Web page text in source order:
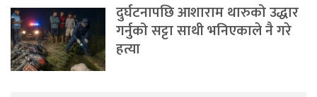
दुर्घटनापछि आशाराम थारुको उद्धार
गर्नुको सट्टा साथी भनिएकाले नै गरे
हत्या